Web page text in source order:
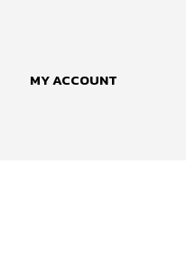
MY ACCOUNT